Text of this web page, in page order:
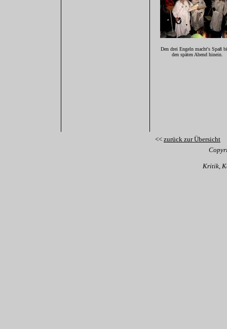
Den drei Engeln macht's Spaß
den späten Abend hinein.
<< zurück zur Übersicht
Kritik,